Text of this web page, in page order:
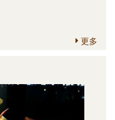
更多